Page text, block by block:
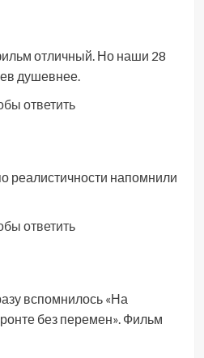
отличный. Но наши 28
душевнее.
ответить
реалистичности напомнили
ответить
вспомнилось «На
без перемен». Фильм